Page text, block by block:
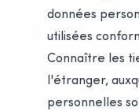
données
utilisées
Connaître les
l'étranger,
personnelles